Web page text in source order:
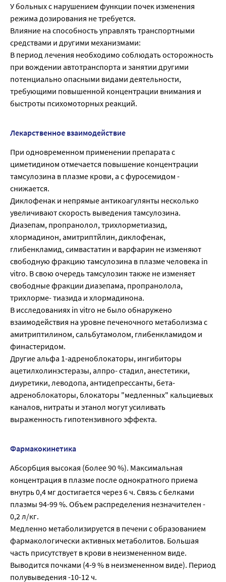
У больных с нарушением функции почек изменения
режима дозирования не требуется.
Влияние на способность управлять транспортными
средствами и другими механизмами:
В период лечения необходимо соблюдать осторожность
при вождении автотранспорта и занятии другими
потенциально опасными видами деятельности,
требующими повышенной концентрации внимания и
быстроты психомоторных реакций.
Лекарственное взаимодействие
При одновременном применении препарата с
циметидином отмечается повышение концентрации
тамсулозина в плазме крови, а с фуросемидом -
снижается.
Диклофенак и непрямые антикоагулянты несколько
увеличивают скорость выведения тамсулозина.
Диазепам, пропранолол, трихлорметиазид,
хлормадинон, амитриптйлин, диклофенак,
глибенкламид, симвастатин и варфарин не изменяют
свободную фракцию тамсулозина в плазме человека in
vitro. В свою очередь тамсулозин также не изменяет
свободные фракции диазепама, пропранолола,
трихлорме- тиазида и хлормадинона.
В исследованиях in vitro не было обнаружено
взаимодействия на уровне печеночного метаболизма с
амитриптилином, сальбутамолом, глибенкламидом и
финастеридом.
Другие альфа 1-адреноблокаторы, ингибиторы
ацетилхолинэстеразы, алпро- стадил, анестетики,
диуретики, леводопа, антидепрессанты, бета-
адреноблокаторы, блокаторы "медленных" кальциевых
каналов, нитраты и этанол могут усиливать
выраженность гипотензивного эффекта.
Фармакокинетика
Абсорбция высокая (более 90 %). Максимальная
концентрация в плазме после однократного приема
внутрь 0,4 мг достигается через 6 ч. Связь с белками
плазмы 94-99 %. Объем распределения незначителен -
0,2 л/кг.
Медленно метаболизируется в печени с образованием
фармакологически активных метаболитов. Большая
часть присутствует в крови в неизмененном виде.
Выводится почками (4-9 % в неизмененном виде). Период
полувыведения -10-12 ч.